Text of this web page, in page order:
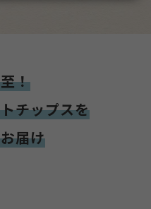
！
チップスを
届け